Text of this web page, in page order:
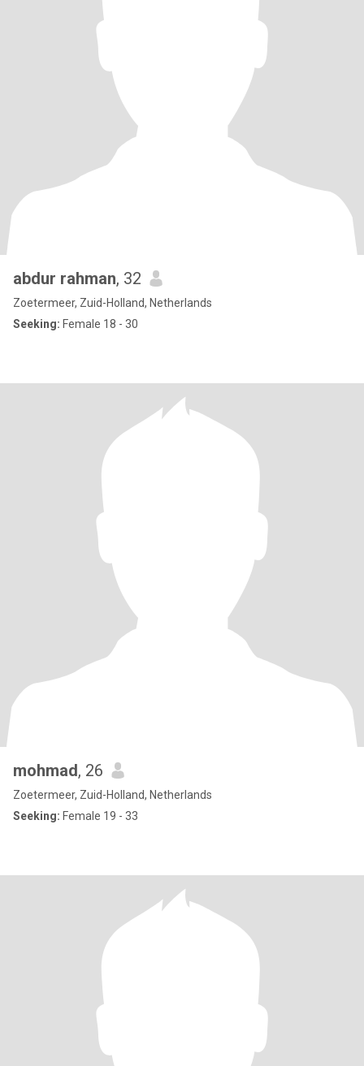
abdur rahman, 32
Zoetermeer, Zuid-Holland, Netherlands
Seeking: Female 18 - 30
mohmad, 26
Zoetermeer, Zuid-Holland, Netherlands
Seeking: Female 19 - 33